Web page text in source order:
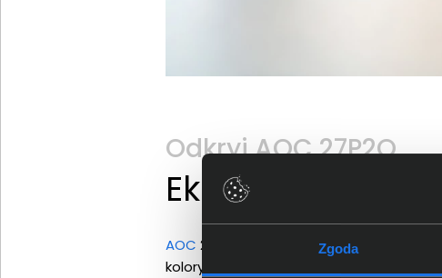
Zgoda
Odkryj AOC 27P2Q
Ekran, który
AOC 27P2Q to 27calowy monitor
kolorystykę oraz szerokie kąty